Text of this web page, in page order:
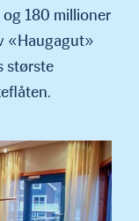
180 millioner
«Haugagut»
største